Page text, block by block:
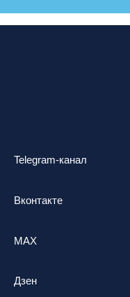
Telegram-канал
Вконтакте
MAX
Дзен